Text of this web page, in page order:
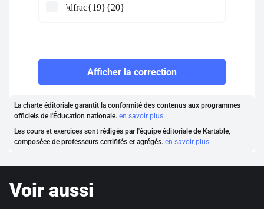
\dfrac{19}{20}
Afficher la correction
La charte éditoriale garantit la conformité des contenus aux programmes
officiels de l'Éducation nationale. en savoir plus
Les cours et exercices sont rédigés par l'équipe éditoriale de Kartable,
composéee de professeurs certififés et agrégés. en savoir plus
Voir aussi